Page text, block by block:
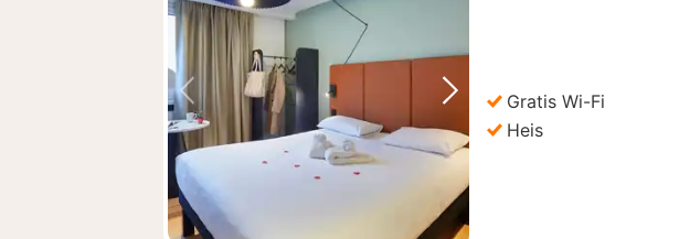
Forrige bilde Neste bildeGratis Wi-Fi
Heis